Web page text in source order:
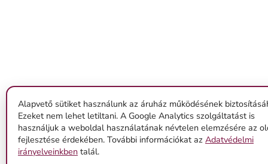
Alapvető sütiket használunk az áruház működésének
Ezeket nem lehet letiltani. A Google Analytics szolgáltatást is
használjuk a weboldal használatának névtelen elemzésére az
fejlesztése érdekében. További információkat az Adatvédelmi
irányelveinkben talál.